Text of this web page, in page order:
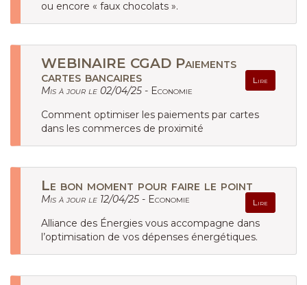
ou encore « faux chocolats ».
WEBINAIRE CGAD Paiements
cartes bancaires
Lire
Mis à jour le 02/04/25 - Economie
Comment optimiser les paiements par cartes
dans les commerces de proximité
Le bon moment pour faire le point
Lire
Mis à jour le 12/04/25 - Economie
Alliance des Énergies vous accompagne dans
l’optimisation de vos dépenses énergétiques.